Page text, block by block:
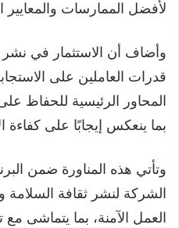
لأفضل الممارسات والمعايير
وأضاف أن الاستثمار في نشر
قدرات العاملين على
المحاور الرئيسية للحفاظ
بما ينعكس إيجابًا على كفاءة
وتأتي هذه المناورة ضمن
الشركة لنشر ثقافة السلامة
العمل الآمنة، بما يتماشى